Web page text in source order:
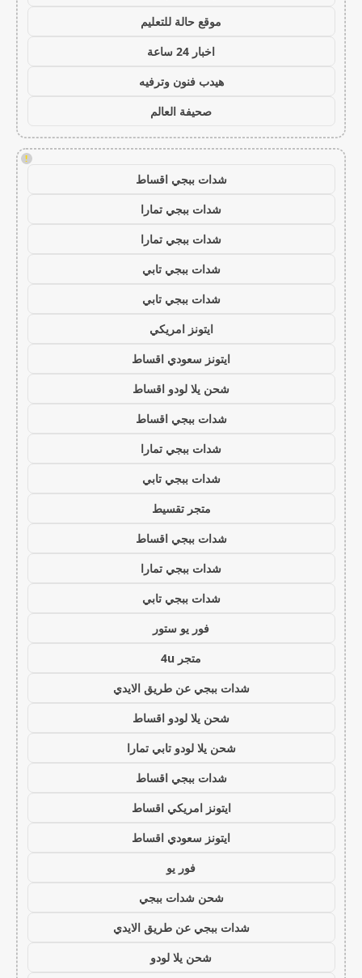
موقع حالة للتعليم
اخبار 24 ساعة
هيدب فنون وترفيه
صحيفة العالم
!
شدات ببجي اقساط
شدات ببجي تمارا
شدات ببجي تمارا
شدات ببجي تابي
شدات ببجي تابي
ايتونز امريكي
ايتونز سعودي اقساط
شحن يلا لودو اقساط
شدات ببجي اقساط
شدات ببجي تمارا
شدات ببجي تابي
متجر تقسيط
شدات ببجي اقساط
شدات ببجي تمارا
شدات ببجي تابي
فور يو ستور
متجر 4u
شدات ببجي عن طريق الايدي
شحن يلا لودو اقساط
شحن يلا لودو تابي تمارا
شدات ببجي اقساط
ايتونز امريكي اقساط
ايتونز سعودي اقساط
فور يو
شحن شدات ببجي
شدات ببجي عن طريق الايدي
شحن يلا لودو